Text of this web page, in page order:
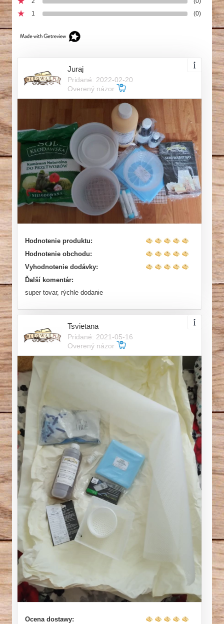
1
(0)
Juraj
Pridané: 2022-02-20
Overený názor
Hodnotenie produktu:
Hodnotenie obchodu:
Vyhodnotenie dodávky:
Ďalší komentár:
super tovar, rýchle dodanie
Tsvietana
Pridané: 2021-05-16
Overený názor
Ocena dostawy: